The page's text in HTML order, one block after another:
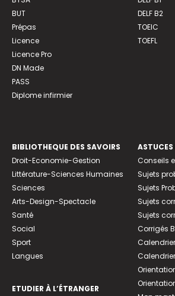
BUT
Prépas
Licence
Licence Pro
DN Made
PASS
Diplome infirmier
DELF B2
TOEIC
TOEFL
BIBLIOTHEQUE DES SAVOIRS
Droit-Economie-Gestion
Littérature-Sciences Humaines
Sciences
Arts-Design-Spectacle
Santé
Social
Sport
Langues
ETUDIER À L’ÉTRANGER
Conseils
Sujets
Sujets
Sujets
Sujets
Corrigés